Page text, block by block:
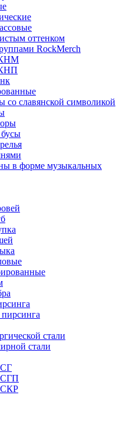
оттенком
RockMerch
КНМ
со славянской символикой
в форме музыкальных
стали
стали
СГ
СГП
СКР